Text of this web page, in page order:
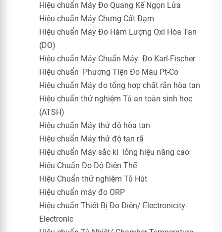
Hiệu chuẩn Máy Đo Quang Kế Ngọn Lửa
Hiệu chuẩn Máy Chưng Cất Đạm
Hiệu chuẩn Máy Đo Hàm Lượng Oxi Hòa Tan
(DO)
Hiệu chuẩn Máy Chuẩn Máy Đo Karl-Fischer
Hiệu chuẩn Phương Tiện Đo Màu Pt-Co
Hiệu chuẩn Máy đo tổng hợp chất rắn hòa tan
Hiệu chuẩn thử nghiệm Tủ an toàn sinh học
(ATSH)
Hiệu chuẩn Máy thử độ hòa tan
Hiệu chuẩn Máy thử độ tan rã
Hiệu chuẩn Máy sắc kí lỏng hiệu năng cao
Hiệu Chuẩn Đo Độ Điện Thế
Hiệu Chuẩn thử nghiệm Tủ Hút
Hiệu chuẩn máy đo ORP
Hiệu chuẩn Thiết Bị Đo Điện/ Electronicity-
Electronic